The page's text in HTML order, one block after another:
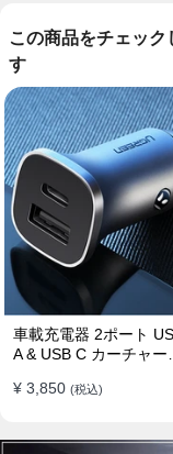
この商品をチェッ
す
車載充電器 2ポート
A & USB C カーチャー
12V-24V ]
¥ 3,850 (税込)